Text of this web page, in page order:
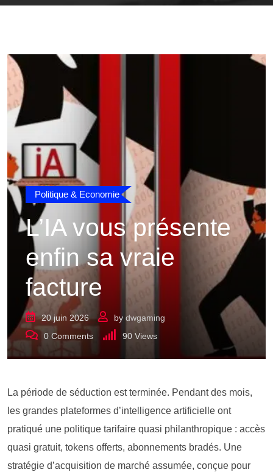
Politique & Economie
L’IA vous présente
enfin sa vraie
facture
20 juin 2026 by dwgaming
0 Comments 90 Views
La période de séduction est terminée. Pendant des mois,
les grandes plateformes d’intelligence artificielle ont
pratiqué une politique tarifaire quasi philanthropique : accès
quasi gratuit, tokens offerts, abonnements bradés. Une
stratégie d’acquisition de marché assumée, conçue pour